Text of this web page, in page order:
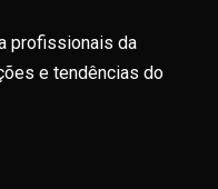
profissionais da
e tendências do